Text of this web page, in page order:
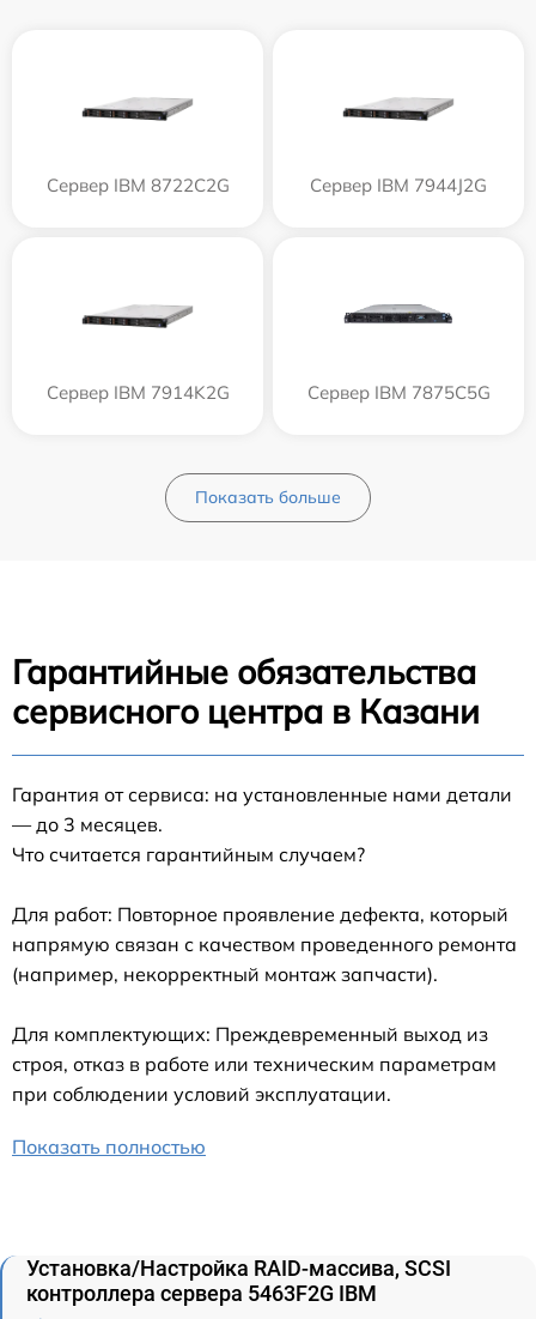
Сервер IBM 8722C2G Сервер IBM 7944J2G
Сервер IBM 7914K2G Сервер IBM 7875C5G
Показать больше
Гарантийные обязательства
сервисного центра в Казани
Гарантия от сервиса: на установленные нами детали
— до 3 месяцев.
Что считается гарантийным случаем?
Для работ: Повторное проявление дефекта, который
напрямую связан с качеством проведенного ремонта
(например, некорректный монтаж запчасти).
Для комплектующих: Преждевременный выход из
строя, отказ в работе или техническим параметрам
при соблюдении условий эксплуатации.
Показать полностью
Установка/Настройка RAID-массива, SCSI
контроллера сервера 5463F2G IBM